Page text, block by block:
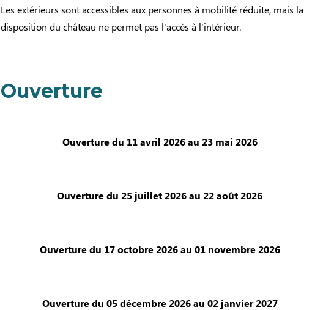
Les extérieurs sont accessibles aux personnes à mobilité réduite, mais la
disposition du château ne permet pas l'accès à l'intérieur.
Ouverture
Ouverture du 11 avril 2026 au 23 mai 2026
Ouverture du 25 juillet 2026 au 22 août 2026
Ouverture du 17 octobre 2026 au 01 novembre 2026
Ouverture du 05 décembre 2026 au 02 janvier 2027